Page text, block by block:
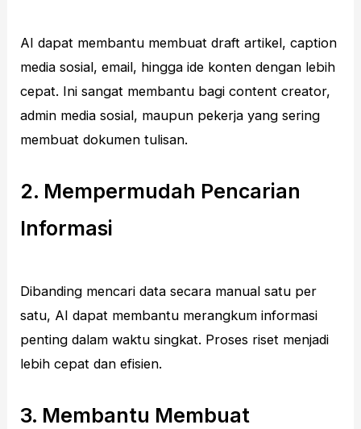
AI dapat membantu membuat draft artikel, caption
media sosial, email, hingga ide konten dengan lebih
cepat. Ini sangat membantu bagi content creator,
admin media sosial, maupun pekerja yang sering
membuat dokumen tulisan.
2. Mempermudah Pencarian
Informasi
Dibanding mencari data secara manual satu per
satu, AI dapat membantu merangkum informasi
penting dalam waktu singkat. Proses riset menjadi
lebih cepat dan efisien.
3. Membantu Membuat